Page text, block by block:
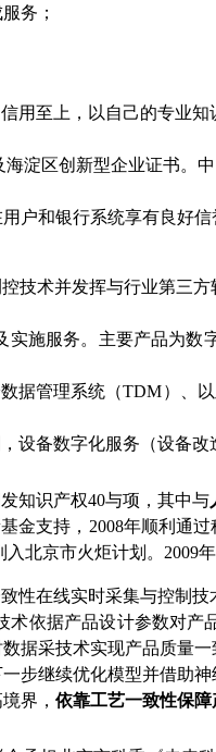
务；
至上，以自己的专业
淀区创新型企业证书。
户和银行系统享有良好
技术并发挥与行业第
施服务。主要产品为
据管理系统（TDM）、
设备数字化服务（设备改
知识产权40与项，其中与
金支持，2008年顺利通
北京市火炬计划。2009
性在线实时采集与控制
依据产品设计参数对
据采技术实现产品质量
步继续优化模型并借助
界， 依靠工艺一致性保